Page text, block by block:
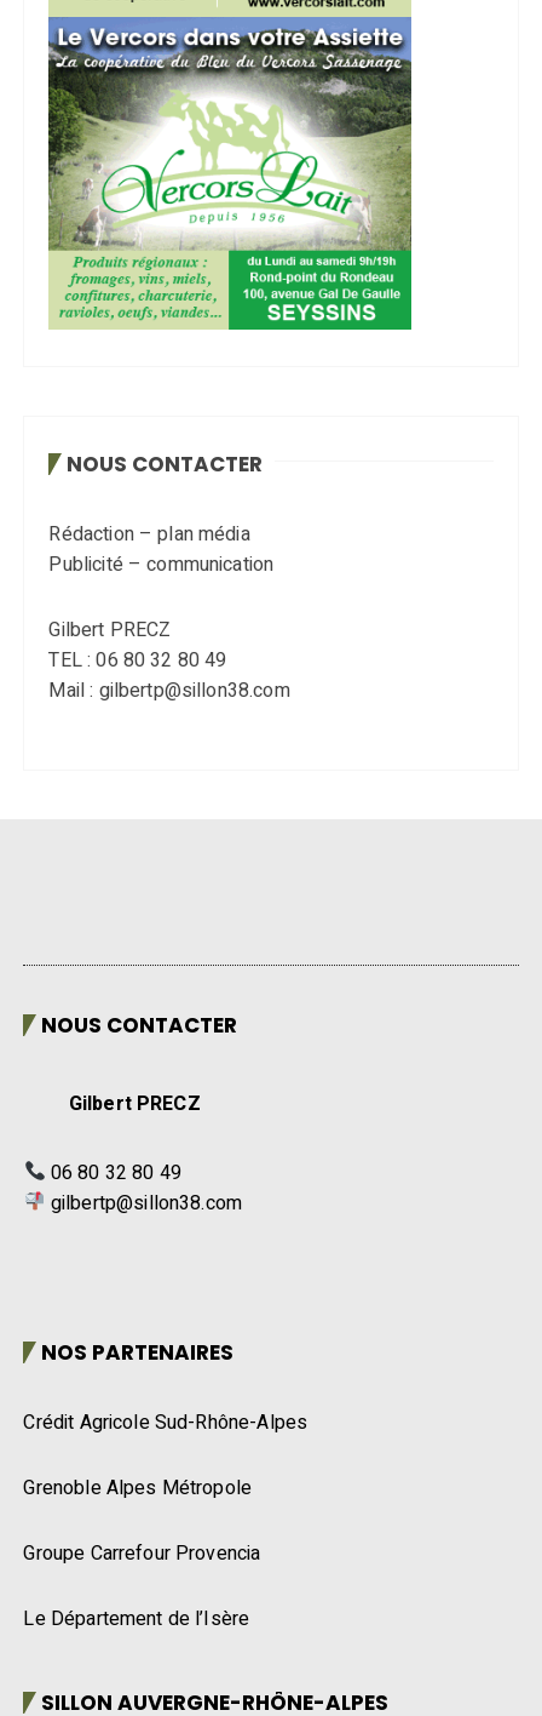
NOUS CONTACTER
Rédaction – plan média
Publicité – communication
Gilbert PRECZ
TEL : 06 80 32 80 49
Mail : gilbertp@sillon38.com
NOUS CONTACTER
Gilbert PRECZ
06 80 32 80 49
gilbertp@sillon38.com
NOS PARTENAIRES
Crédit Agricole Sud-Rhône-Alpes
Grenoble Alpes Métropole
Groupe Carrefour Provencia
Le Département de l’Isère
SILLON AUVERGNE-RHÔNE-ALPES